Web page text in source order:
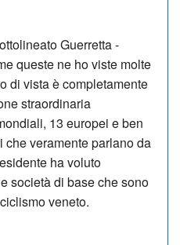
Guerretta -
queste ne ho viste molte
di vista è completamente
straordinaria
13 europei e ben
veramente parlano da
ha voluto
società di base che sono
veneto.